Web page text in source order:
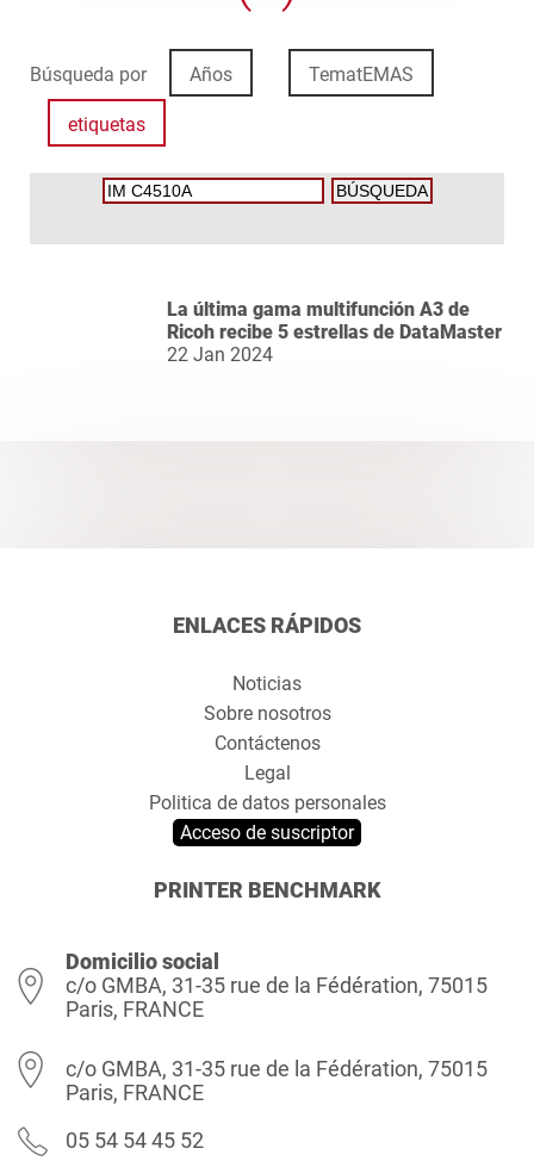
Búsqueda por Años TematEMAS
etiquetas
La última gama multifunción A3 de
Ricoh recibe 5 estrellas de DataMaster
22 Jan 2024
ENLACES RÁPIDOS
Noticias
Sobre nosotros
Contáctenos
Legal
Politica de datos personales
Acceso de suscriptor
PRINTER BENCHMARK
Domicilio social
c/o GMBA, 31-35 rue de la Fédération, 75015
Paris, FRANCE
c/o GMBA, 31-35 rue de la Fédération, 75015
Paris, FRANCE
05 54 54 45 52